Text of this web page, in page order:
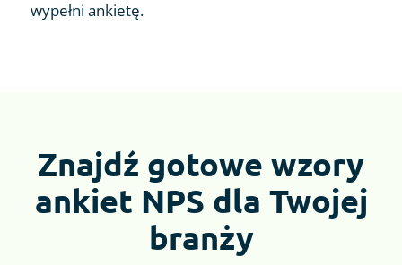
wypełni ankietę.
Znajdź gotowe wzory
ankiet NPS dla Twojej
branży